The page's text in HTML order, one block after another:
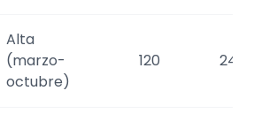
Alta
(marzo-
octubre)
120 240